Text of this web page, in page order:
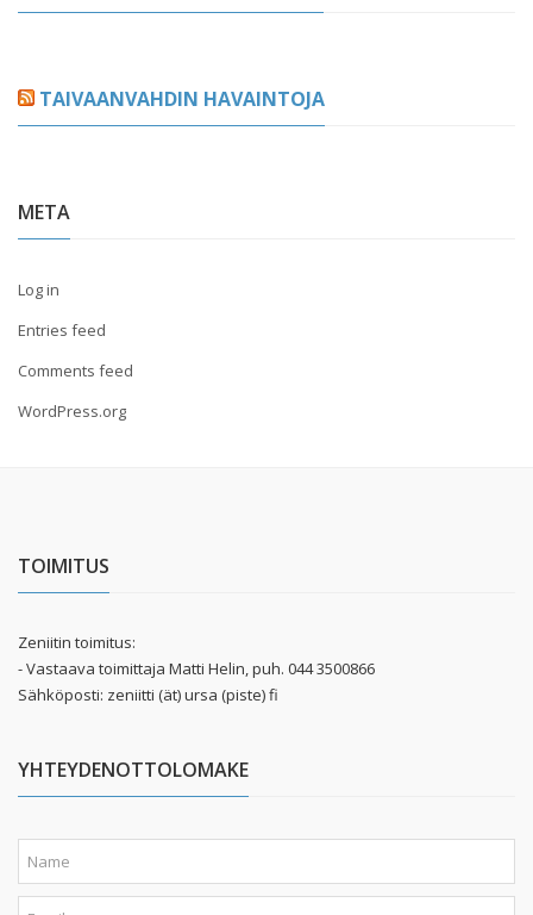
TAIVAANVAHDIN HAVAINTOJA
META
Log in
Entries feed
Comments feed
WordPress.org
TOIMITUS
Zeniitin toimitus:
- Vastaava toimittaja Matti Helin, puh. 044 3500866
Sähköposti: zeniitti (ät) ursa (piste) fi
YHTEYDENOTTOLOMAKE